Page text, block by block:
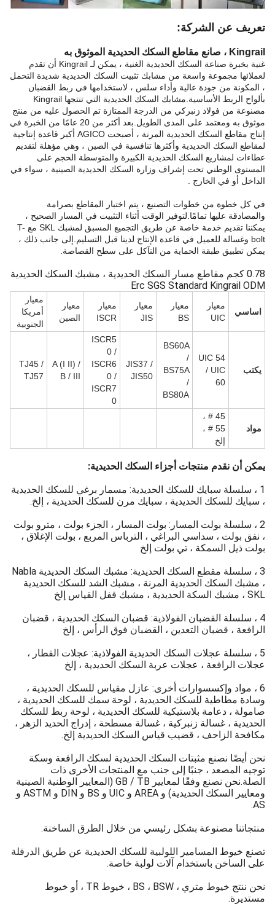
تعريف عن الشركة:
Kingrail ، صانع مقاطع السكك الحديدية الموثوق به
غنية بخبرة صناعة السكك الحديدية الغنية ، يمكن لـ Kingrail أن تقدم
لعملائها مجموعة واسعة من مشابك تثبيت السكك الحديدية شديدة التحمل
، المكونة من جودة عالية وأداء سلس ، لاستخدامها في ربط القضبان
بألواح الربط الأساسية.مشابك السكك الحديدية التي تنتجها Kingrail
مصنوعة من فولاذ زنبركي من الدرجة الممتازة تم الحصول عليه من منتج
موثوق به ومعتمد على المدى الطويل.بعد أكثر من 20 عامًا من الخبرة في
إنتاج مقاطع السكك الحديدية المرنة ، أصبحت AGICO أكبر قاعدة إنتاجية
لمقاطع السكك الحديدية وأكثرها تنافسية في الصين ، وهي مؤهلة لتقديم
عطاءات لمشاريع السكك الحديدية الكبيرة والمتوسطة الحجم على
المستوى الوطني تحت إشراف وزارة السكك الحديدية الصينية ، سواء في
الداخل أو في الخارج .
في كل خطوة من خطوات التصنيع ، يتم اختبار المقاطع بصرامة
والمصادقة عليها تمامًا.لتوفير الوقت أثناء التثبيت في المسار الصحيح ،
يمكننا تقديم خدمة خاصة عن طريق التجميع المسبق لمشبك SKL مع T-
bolt وغسالة للعميل في قاعدة الإنتاج لدينا قبل التسليم.إلى جانب ذلك ،
يمكن تطبيق طبقة الحماية من التآكل على سطح القصاصة.
0.78 كجم مقاطع مسار السكك الحديدية ، مشبك السكك الحديدية
Erc SGS Standard Kingrail ODM
اساسي
معيار
UIC
معيار
BS
معيار
JIS
معيار
ISCR
معيار
الصين
معيار
أمريكا
الجنوبية
يكتب
UIC 54
/ UIC
60
BS60A
/
BS75A
/
BS80A
JIS37 /
JIS50
ISCR5
0 /
ISCR6
0 /
ISCR7
0
A (I II) /
B / III
TJ45 /
TJ57
مواد
45 # ،
55 # ،
إلخ
يمكن أن نقدم منتجات أجزاء السكك الحديدية:
1 ، سلسلة سبايك للسكك الحديدية: مسمار برغي للسكك الحديدية
، سبايك للسكك الحديدية ، سبايك مرن للسكك الحديدية ، إلخ.
2 ، سلسلة بولت المسار: بولت المسار ، الجزء بولت ، مترو بولت
، نفق بولت ، سداسي البراغي ، الترباس المربع ، بولت الإغلاق ،
بولت ذيل السمكة ، تي بولت إلخ
3 ، سلسلة مقطع السكك الحديدية: مشبك السكك الحديدية Nabla
، مشبك السكك الحديدية المرنة ، مشبك الشد للسكك الحديدية
SKL ، مشبك السكة الحديدية ، مشبك قفل القياس إلخ
4 ، سلسلة القضبان الفولاذية: قضبان السكك الحديدية ، قضبان
الرافعة ، قضبان التعدين ، القضبان فوق الرأس ، إلخ
5 ، سلسلة عجلات السكك الحديدية الفولاذية: عجلات القطار ،
عجلات الرافعة ، عجلات عربة السكك الحديدية ، إلخ
6 ، مواد وإكسسوارات أخرى: عازل مقياس للسكك الحديدية ،
وسادة مطاطية للسكك الحديدية ، لوحة سمك للسكك الحديدية ،
صامولة ، دعامة بلاستيكية للسكك الحديدية ، لوحة ربط للسكك
الحديدية ، غسالة زنبركية ، غسالة مسطحة ، إدراج الحديد الزهر ،
مكافحة الزاحف ، قضيب قياس السكك الحديدية إلخ.
نحن أيضًا نصنع مثبتات السكك الحديدية لسكك الرافعة وسكة
توجيه المصعد ، جنبًا إلى جنب مع المنتجات الأخرى ذات
الصلة.نحن نصنع وفقًا لمعايير GB / TB (المعايير الوطنية الصينية
ومعايير السكك الحديدية) و AREA و UIC و BS و DIN و ASTM و
AS.
منتجاتنا مصنوعة بشكل رئيسي من خلال الطرق الساخنة.
تصنع خيوط المسامير اللولبية للسكك الحديدية عن طريق الدرفلة
على الساخن باستخدام آلات لولبة خاصة.
نحن ننتج خيوط متري ، BS ، BSW ، خيوط TR ، أو خيوط
مستديرة.